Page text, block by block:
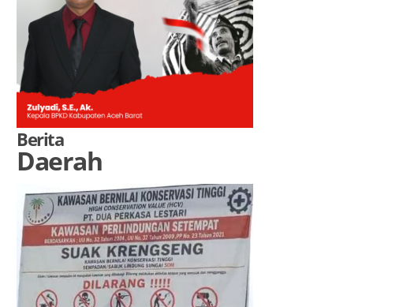
Berita
Daerah